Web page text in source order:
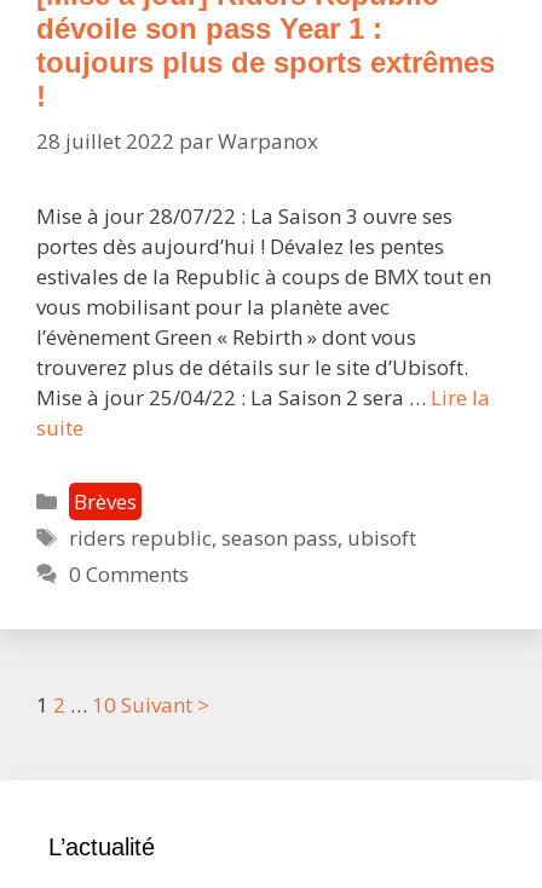
dévoile son pass Year 1 :
toujours plus de sports extrêmes
!
28 juillet 2022 parWarpanox
Mise à jour 28/07/22 : La Saison 3 ouvre ses
portes dès aujourd’hui ! Dévalez les pentes
estivales de la Republic à coups de BMX tout en
vous mobilisant pour la planète avec
l’évènement Green « Rebirth » dont vous
trouverez plus de détails sur le site d’Ubisoft.
Mise à jour 25/04/22 : La Saison 2 sera … Lire la
suite
jour]
Riders
Republic
dévoile
pass
1
sports
Catégories
Brèves
Étiquettes
riders republic,season pass, ubisoft
0 Comments
Post
1 2 … 10 Suivant >
L’actualité